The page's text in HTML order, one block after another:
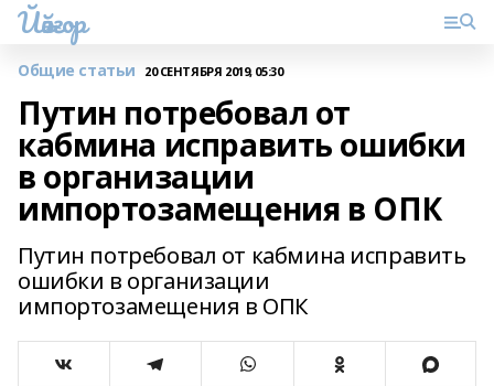
Йәйғор
Общие статьи 20 СЕНТЯБРЯ 2019, 05:30
Путин потребовал от
кабмина исправить ошибки
в организации
импортозамещения в ОПК
Путин потребовал от кабмина исправить
ошибки в организации
импортозамещения в ОПК